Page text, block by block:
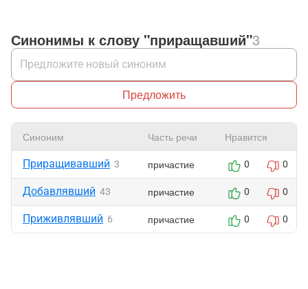
Синонимы к слову "приращавший"3
Предложить
Синоним Часть речи Нравится
Приращивавший 3 причастие 0 0
Добавлявший 43 причастие 0 0
Приживлявший 6 причастие 0 0